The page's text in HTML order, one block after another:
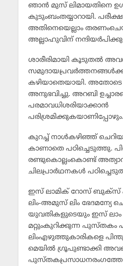
ഞാന്‍ മുസ് ലിമായതിനെ
കുടുംബംതയ്യാറായി.
അതിനെയെല്ലാം
അല്ലാഹുവിന്
ശാരീരിമായി കൂടുതല്‍
കഴിയാതെയായി. അതോടെ
അനുഭവിച്ചു. അറബി
പരമാവധിശരിയാക്കാന്‍
പരിശ്രമിക്കുകയാണിപ്പോഴും.
കുറച്ച് നാള്‍കഴിഞ്ഞ്
കാണാതെ പഠിച്ചെടുത്തു.
രണ്ടുകൊല്ലംകൊണ്ട്
ചിലപ്രാര്‍ഥനകള്‍
ഇസ് ലാമിക് റോസ് ബുക്‌സ്
ലിം-അമുസ് ലിം ഭേദമന്യേ
യുവതികളുടെയും ഇസ്
മറ്റുംകുറിക്കുന്ന പുസ്തകം
ലിംഎഴുത്തുകാരികളെ
മെയില്‍ ഗ്രൂപുണ്ടാക്കി